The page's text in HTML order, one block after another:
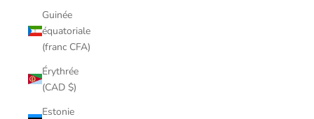
Guinée
équatoriale
(franc CFA)
Érythrée
(CAD $)
Estonie